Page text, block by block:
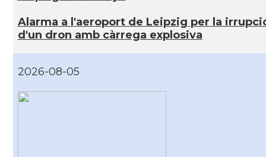
Alarma a l'aeroport de Leipzig per la
d'un dron amb càrrega explosiva
2026-08-05